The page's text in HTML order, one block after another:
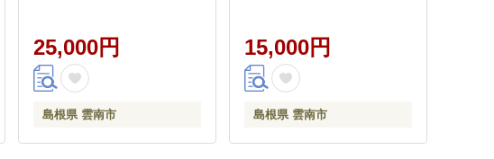
[AIAM007]
25,000円
島根県 雲南市
15,000円
島根県 雲南市